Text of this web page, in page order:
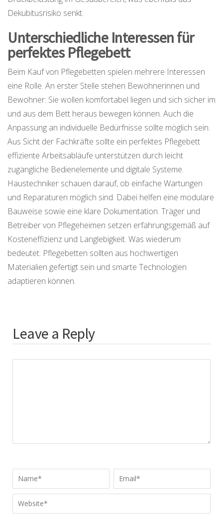
Dekubitusrisiko senkt.
Unterschiedliche Interessen für
perfektes Pflegebett
Beim Kauf von Pflegebetten spielen mehrere Interessen
eine Rolle. An erster Stelle stehen Bewohnerinnen und
Bewohner: Sie wollen komfortabel liegen und sich sicher im
und aus dem Bett heraus bewegen können. Auch die
Anpassung an individuelle Bedürfnisse sollte möglich sein.
Aus Sicht der Fachkräfte sollte ein perfektes Pflegebett
effiziente Arbeitsabläufe unterstützen durch leicht
zugängliche Bedienelemente und digitale Systeme.
Haustechniker schauen darauf, ob einfache Wartungen
und Reparaturen möglich sind. Dabei helfen eine modulare
Bauweise sowie eine klare Dokumentation. Träger und
Betreiber von Pflegeheimen setzen erfahrungsgemäß auf
Kosteneffizienz und Langlebigkeit. Was wiederum
bedeutet: Pflegebetten sollten aus hochwertigen
Materialien gefertigt sein und smarte Technologien
adaptieren können.
Leave a Reply